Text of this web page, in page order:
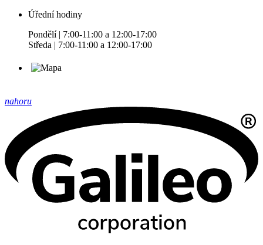
Úřední hodiny
Pondělí | 7:00-11:00 a 12:00-17:00
Středa | 7:00-11:00 a 12:00-17:00
nahoru